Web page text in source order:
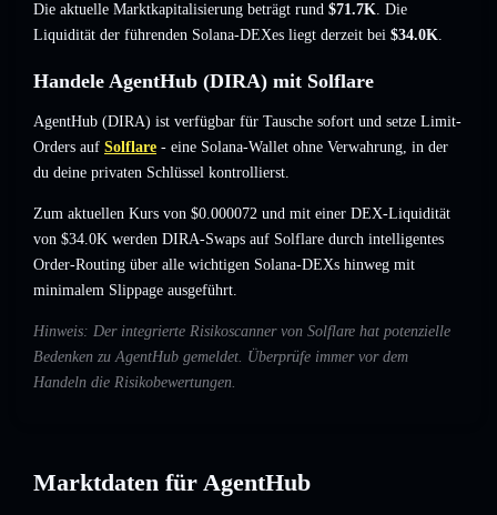
Die aktuelle Marktkapitalisierung beträgt rund $71.7K. Die
Liquidität der führenden Solana-DEXes liegt derzeit bei $34.0K.
Handele AgentHub (DIRA) mit Solflare
AgentHub (DIRA) ist verfügbar für Tausche sofort und setze Limit-
Orders auf Solflare - eine Solana-Wallet ohne Verwahrung, in der
du deine privaten Schlüssel kontrollierst.
Zum aktuellen Kurs von $0.000072 und mit einer DEX-Liquidität
von $34.0K werden DIRA-Swaps auf Solflare durch intelligentes
Order-Routing über alle wichtigen Solana-DEXs hinweg mit
minimalem Slippage ausgeführt.
Hinweis: Der integrierte Risikoscanner von Solflare hat potenzielle
Bedenken zu AgentHub gemeldet. Überprüfe immer vor dem
Handeln die Risikobewertungen.
Marktdaten für AgentHub